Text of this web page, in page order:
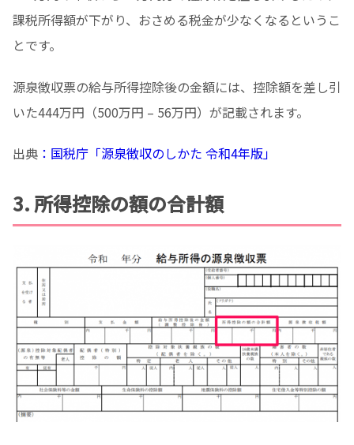
課税所得額が下がり、おさめる税金が少なくなるというこ
とです。
源泉徴収票の給与所得控除後の金額には、控除額を差し引
いた444万円（500万円 – 56万円）が記載されます。
出典 ：国税庁「源泉徴収のしかた 令和4年版」
3. 所得控除の額の合計額